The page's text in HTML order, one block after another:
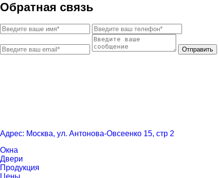
Обратная связь
Отправить
Адрес: Москва, ул. Антонова-Овсеенко 15, стр 2
Окна
Двери
Продукция